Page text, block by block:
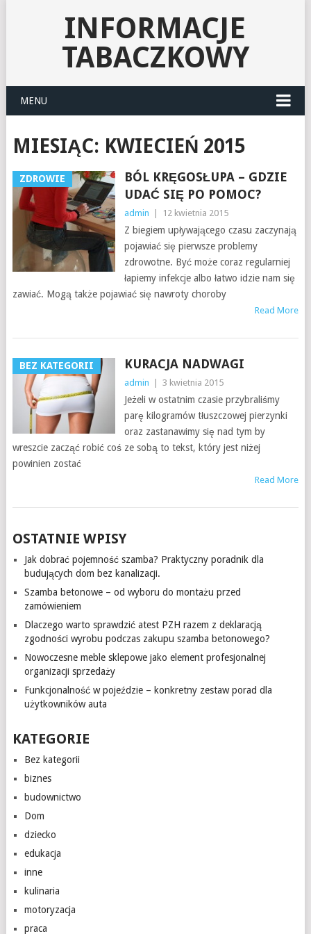
INFORMACJE
TABACZKOWY
MENU
MIESIĄC: KWIECIEŃ 2015
ZDROWIE
BÓL KRĘGOSŁUPA – GDZIE
UDAĆ SIĘ PO POMOC?
admin 12 kwietnia 2015
Z biegiem upływającego czasu zaczynają
pojawiać się pierwsze problemy
zdrowotne. Być może coraz regularniej
łapiemy infekcje albo łatwo idzie nam się
zawiać. Mogą także pojawiać się nawroty choroby
Read More
BEZ KATEGORII KURACJA NADWAGI
admin 3 kwietnia 2015
Jeżeli w ostatnim czasie przybraliśmy
parę kilogramów tłuszczowej pierzynki
oraz zastanawimy się nad tym by
wreszcie zacząć robić coś ze sobą to tekst, który jest niżej
powinien zostać
Read More
OSTATNIE WPISY
Jak dobrać pojemność szamba? Praktyczny poradnik dla
budujących dom bez kanalizacji.
Szamba betonowe – od wyboru do montażu przed
zamówieniem
Dlaczego warto sprawdzić atest PZH razem z deklaracją
zgodności wyrobu podczas zakupu szamba betonowego?
Nowoczesne meble sklepowe jako element profesjonalnej
organizacji sprzedaży
Funkcjonalność w pojeździe – konkretny zestaw porad dla
użytkowników auta
KATEGORIE
Bez kategorii
biznes
budownictwo
Dom
dziecko
edukacja
inne
kulinaria
motoryzacja
praca